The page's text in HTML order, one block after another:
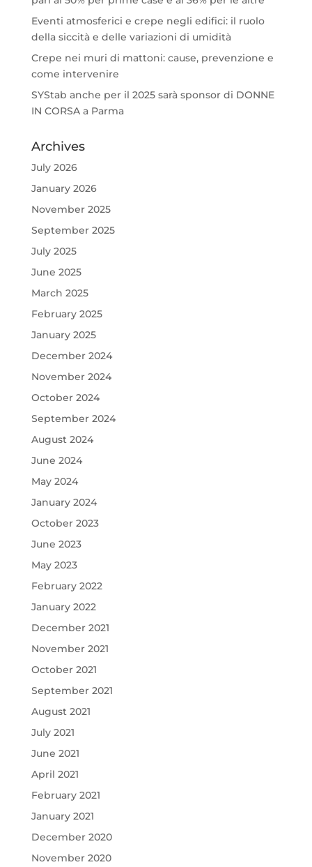
Eventi atmosferici e crepe negli edifici: il ruolo
della siccità e delle variazioni di umidità
Crepe nei muri di mattoni: cause, prevenzione e
come intervenire
SYStab anche per il 2025 sarà sponsor di DONNE
IN CORSA a Parma
Archives
July 2026
January 2026
November 2025
September 2025
July 2025
June 2025
March 2025
February 2025
January 2025
December 2024
November 2024
October 2024
September 2024
August 2024
June 2024
May 2024
January 2024
October 2023
June 2023
May 2023
February 2022
January 2022
December 2021
November 2021
October 2021
September 2021
August 2021
July 2021
June 2021
April 2021
February 2021
January 2021
December 2020
November 2020